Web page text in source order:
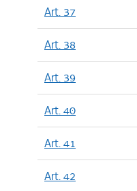
Art. 37
Art. 38
Art. 39
Art. 40
Art. 41
Art. 42